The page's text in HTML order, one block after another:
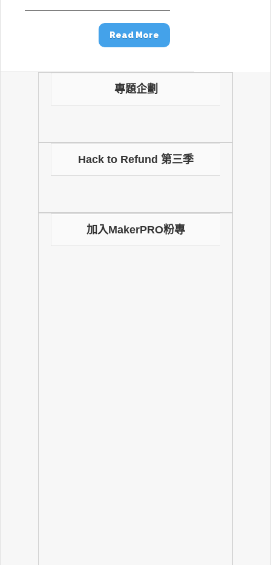
Read More
專題企劃
Hack to Refund 第三季
加入MakerPRO粉專